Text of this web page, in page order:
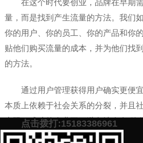
在这个时代要创业，品牌在早期
量，而是找到产生流量的方法。我们
你的用户、你的员工、你的产品和你
贴他们购买流量的成本，并为他们找
的方法。
通过用户管理获得用户确实更便
本质上依赖于社会关系的分裂，并且
上限。成功的企业不可避免地会有“路
低成本客户的好处后，不愿意为企业
点击拨打:15183386961